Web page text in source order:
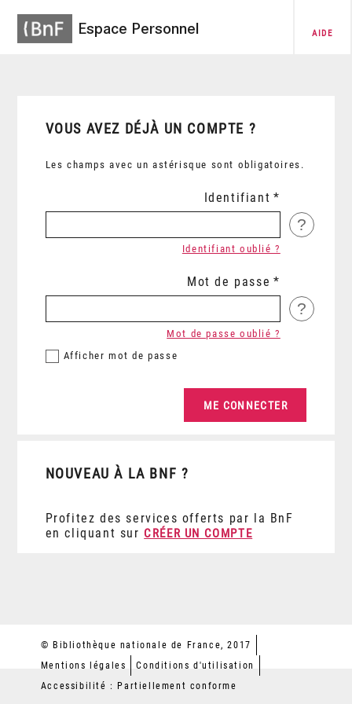
Espace Personnel AIDE
VOUS AVEZ DÉJÀ UN COMPTE ?
Les champs avec un astérisque sont obligatoires.
Identifiant
?
Identifiant oublié ?
Mot de passe
?
Afficher mot de passe
Mot de passe oublié ?
NOUVEAU À LA BNF ?
Profitez des services offerts par la BnF
en cliquant sur CRÉER UN COMPTE
© Bibliothèque nationale de France, 2017
Mentions légales
Conditions d'utilisation
Accessibilité : Partiellement conforme